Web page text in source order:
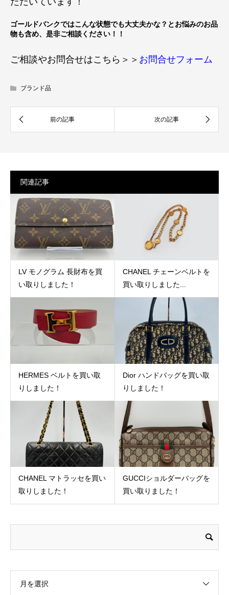
ゴールドバンクではこんな状態でも大丈夫かな？とお悩みのお品
物も含め、是非ご相談ください！！
ご相談やお問合せはこちら＞＞ お問合せフォーム
ブランド品
関連記事
LV モノグラム 長財布を買
い取りしました！
CHANEL チェーンベルトを
買い取りしました...
HERMES ベルトを買い取
りしました！
Dior ハンドバッグを買い取
りしました！
CHANEL マトラッセを買い
取りしました！
GUCCIショルダーバッグを
買い取りました！
月を選択